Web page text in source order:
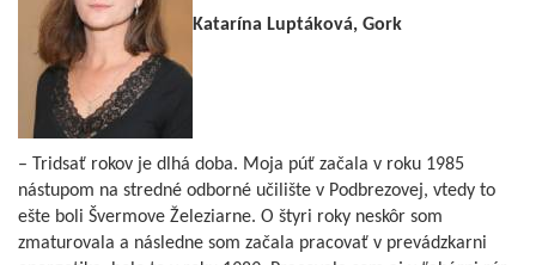
Katarína Luptáková, Gork
– Tridsať rokov je dlhá doba. Moja púť začala v roku 1985
nástupom na stredné odborné učilište v Podbrezovej, vtedy to
ešte boli Švermove Železiarne. O štyri roky neskôr som
zmaturovala a následne som začala pracovať v prevádzkarni